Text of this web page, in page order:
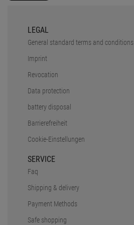
LEGAL
General standard terms and conditions
Imprint
Revocation
Data protection
battery disposal
Barrierefreiheit
Cookie-Einstellungen
SERVICE
Faq
Shipping & delivery
Payment Methods
Safe shopping